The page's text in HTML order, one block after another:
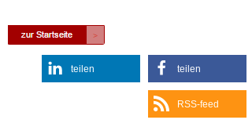
teilen teilen
RSS-feed